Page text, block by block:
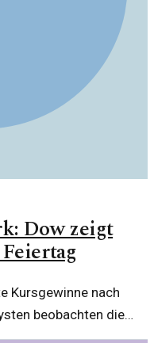
Dow zeigt
Kursgewinne nach
beobachten die